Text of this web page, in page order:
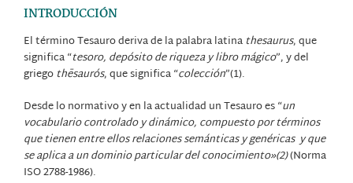
INTRODUCCIÓN
El término Tesauro deriva de la palabra latina thesaurus, que
significa “tesoro, depósito de riqueza y libro mágico”, y del
griego thēsaurós, que significa “colección”(1).
Desde lo normativo y en la actualidad un Tesauro es “un
vocabulario controlado y dinámico, compuesto por términos
que tienen entre ellos relaciones semánticas y genéricas y que
se aplica a un dominio particular del conocimiento»(2)(Norma
ISO 2788-1986).